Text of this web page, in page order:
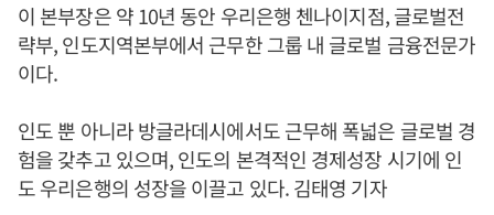
이 본부장은 약 10년 동안 우리은행 첸나이지점, 글로벌전
략부, 인도지역본부에서 근무한 그룹 내 글로벌 금융전문가
이다.
인도 뿐 아니라 방글라데시에서도 근무해 폭넓은 글로벌 경
험을 갖추고 있으며, 인도의 본격적인 경제성장 시기에 인
도 우리은행의 성장을 이끌고 있다. 김태영 기자